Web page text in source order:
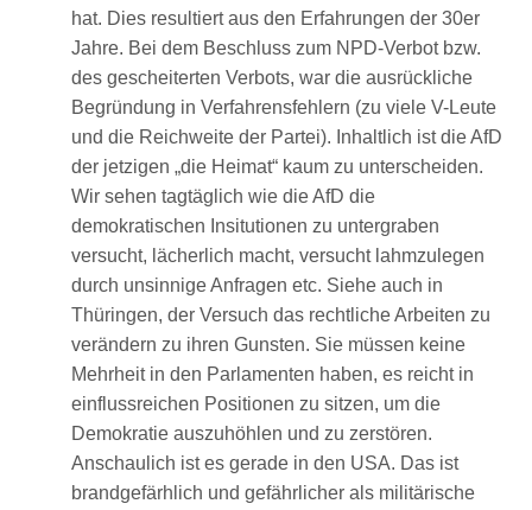
hat. Dies resultiert aus den Erfahrungen der 30er
Jahre. Bei dem Beschluss zum NPD-Verbot bzw.
des gescheiterten Verbots, war die ausrückliche
Begründung in Verfahrensfehlern (zu viele V-Leute
und die Reichweite der Partei). Inhaltlich ist die AfD
der jetzigen „die Heimat“ kaum zu unterscheiden.
Wir sehen tagtäglich wie die AfD die
demokratischen Insitutionen zu untergraben
versucht, lächerlich macht, versucht lahmzulegen
durch unsinnige Anfragen etc. Siehe auch in
Thüringen, der Versuch das rechtliche Arbeiten zu
verändern zu ihren Gunsten. Sie müssen keine
Mehrheit in den Parlamenten haben, es reicht in
einflussreichen Positionen zu sitzen, um die
Demokratie auszuhöhlen und zu zerstören.
Anschaulich ist es gerade in den USA. Das ist
brandgefärhlich und gefährlicher als militärische